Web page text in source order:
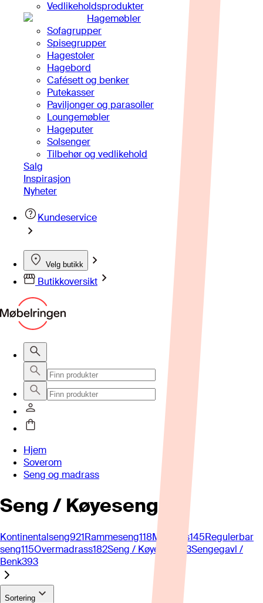
Vedlikeholdsprodukter
Hagemøbler
Sofagrupper
Spisegrupper
Hagestoler
Hagebord
Cafésett og benker
Putekasser
Paviljonger og parasoller
Loungemøbler
Hageputer
Solsenger
Tilbehør og vedlikehold
Salg
Inspirasjon
Nyheter
Kundeservice
Velg butikk
Butikkoversikt
Hjem
Soverom
Seng og madrass
Seng / Køyeseng
Kontinentalseng921Rammeseng118Madrass145Regulerbar
seng115Overmadrass182Seng / Køyeseng 43Sengegavl /
Benk393
Sortering